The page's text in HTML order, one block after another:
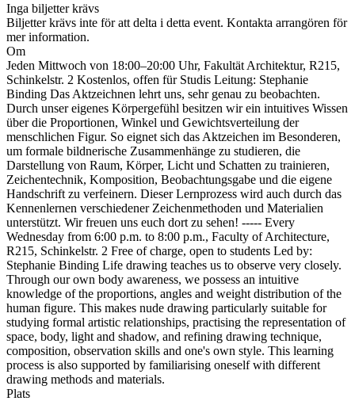
Inga biljetter krävs
Biljetter krävs inte för att delta i detta event. Kontakta arrangören för
mer information.
Om
Jeden Mittwoch von 18:00–20:00 Uhr, Fakultät Architektur, R215,
Schinkelstr. 2 Kostenlos, offen für Studis Leitung: Stephanie
Binding Das Aktzeichnen lehrt uns, sehr genau zu beobachten.
Durch unser eigenes Körpergefühl besitzen wir ein intuitives Wissen
über die Proportionen, Winkel und Gewichtsverteilung der
menschlichen Figur. So eignet sich das Aktzeichen im Besonderen,
um formale bildnerische Zusammenhänge zu studieren, die
Darstellung von Raum, Körper, Licht und Schatten zu trainieren,
Zeichentechnik, Komposition, Beobachtungsgabe und die eigene
Handschrift zu verfeinern. Dieser Lernprozess wird auch durch das
Kennenlernen verschiedener Zeichenmethoden und Materialien
unterstützt. Wir freuen uns euch dort zu sehen! ----- Every
Wednesday from 6:00 p.m. to 8:00 p.m., Faculty of Architecture,
R215, Schinkelstr. 2 Free of charge, open to students Led by:
Stephanie Binding Life drawing teaches us to observe very closely.
Through our own body awareness, we possess an intuitive
knowledge of the proportions, angles and weight distribution of the
human figure. This makes nude drawing particularly suitable for
studying formal artistic relationships, practising the representation of
space, body, light and shadow, and refining drawing technique,
composition, observation skills and one's own style. This learning
process is also supported by familiarising oneself with different
drawing methods and materials.
Plats